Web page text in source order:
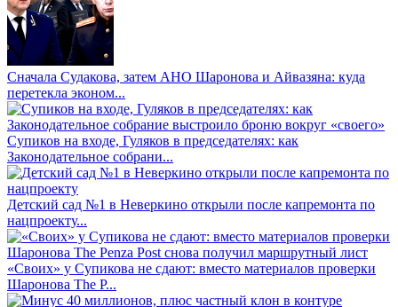
Сначала Судакова, затем АНО Шаронова и Айвазяна: куда
перетекла эконом...
Супиков на входе, Гуляков в председателях: как
Законодательное собрани...
Детский сад №1 в Неверкино открыли после капремонта по
нацпроекту...
«Своих» у Супикова не сдают: вместо материалов проверки
Шаронова The P...